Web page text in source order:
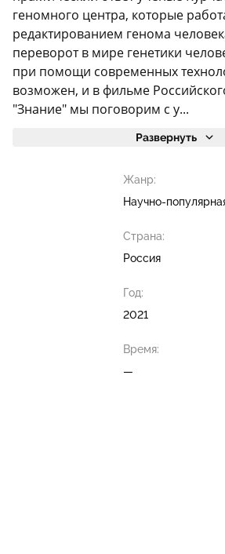
геномного центра, которые
редактированием генома
переворот в мире генетики
при помощи современных
возможен, и в фильме
"Знание" мы поговорим с у...
Развернуть
Жанр:
Научно-
Страна:
Россия
Год:
2021
Время:
—